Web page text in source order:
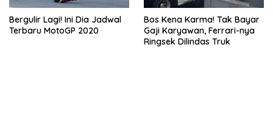
Bergulir Lagi! Ini Dia Jadwal
Terbaru MotoGP 2020
Bos Kena Karma! Tak Bayar
Gaji Karyawan, Ferrari-nya
Ringsek Dilindas Truk